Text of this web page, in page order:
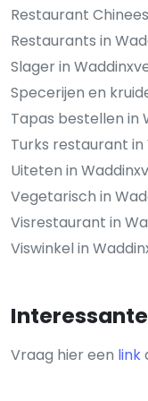
Restaurant
Restaurants in
Slager in
Specerijen en
Tapas bestellen in
Turks restaurant in
Uiteten in
Vegetarisch in
Visrestaurant in
Viswinkel in
Vraag hier een link